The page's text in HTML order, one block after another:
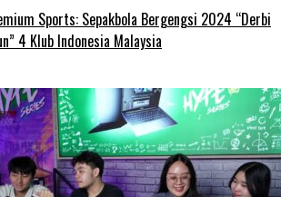
Sports: Sepakbola Bergengsi 2024 “Derbi
4 Klub Indonesia Malaysia